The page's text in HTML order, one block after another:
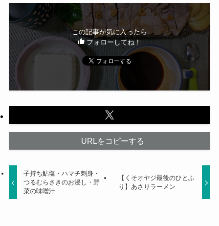
この記事が気に入ったら
フォローしてね！
URLをコピーする
子持ち鮎塩・ハマチ刺身・
つるむらさきのお浸し・野
菜の味噌汁
【くそオヤジ最後のひとふ
り】あさりラーメン